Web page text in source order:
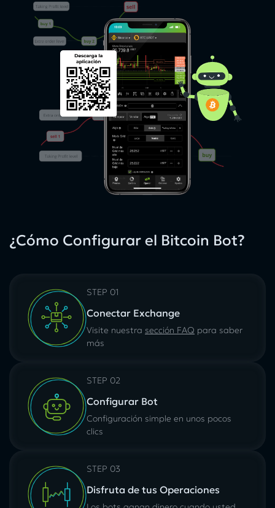
¿Cómo Configurar el Bitcoin Bot?
STEP 01
Conectar Exchange
Visite nuestra sección FAQ para saber
más
STEP 02
Configurar Bot
Configuración simple en unos pocos
clics
STEP 03
Disfruta de tus Operaciones